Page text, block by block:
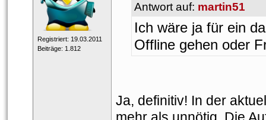
Registriert: 19.03.2011
Beiträge: 1.812
Antwort auf: martin51
Ich wäre ja für ein
Offline gehen oder
Ja, definitiv! In der